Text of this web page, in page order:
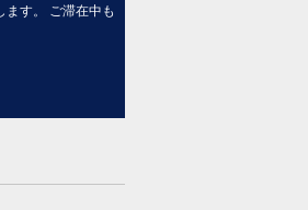
す。 ご滞在中も